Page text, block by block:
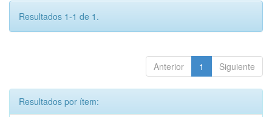
Resultados 1-1 de 1.
Anterior 1 Siguiente
Resultados por ítem: